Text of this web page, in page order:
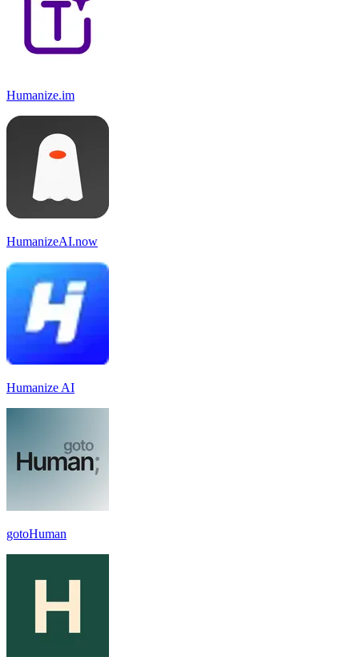
Humanize.im
HumanizeAI.now
Humanize AI
gotoHuman